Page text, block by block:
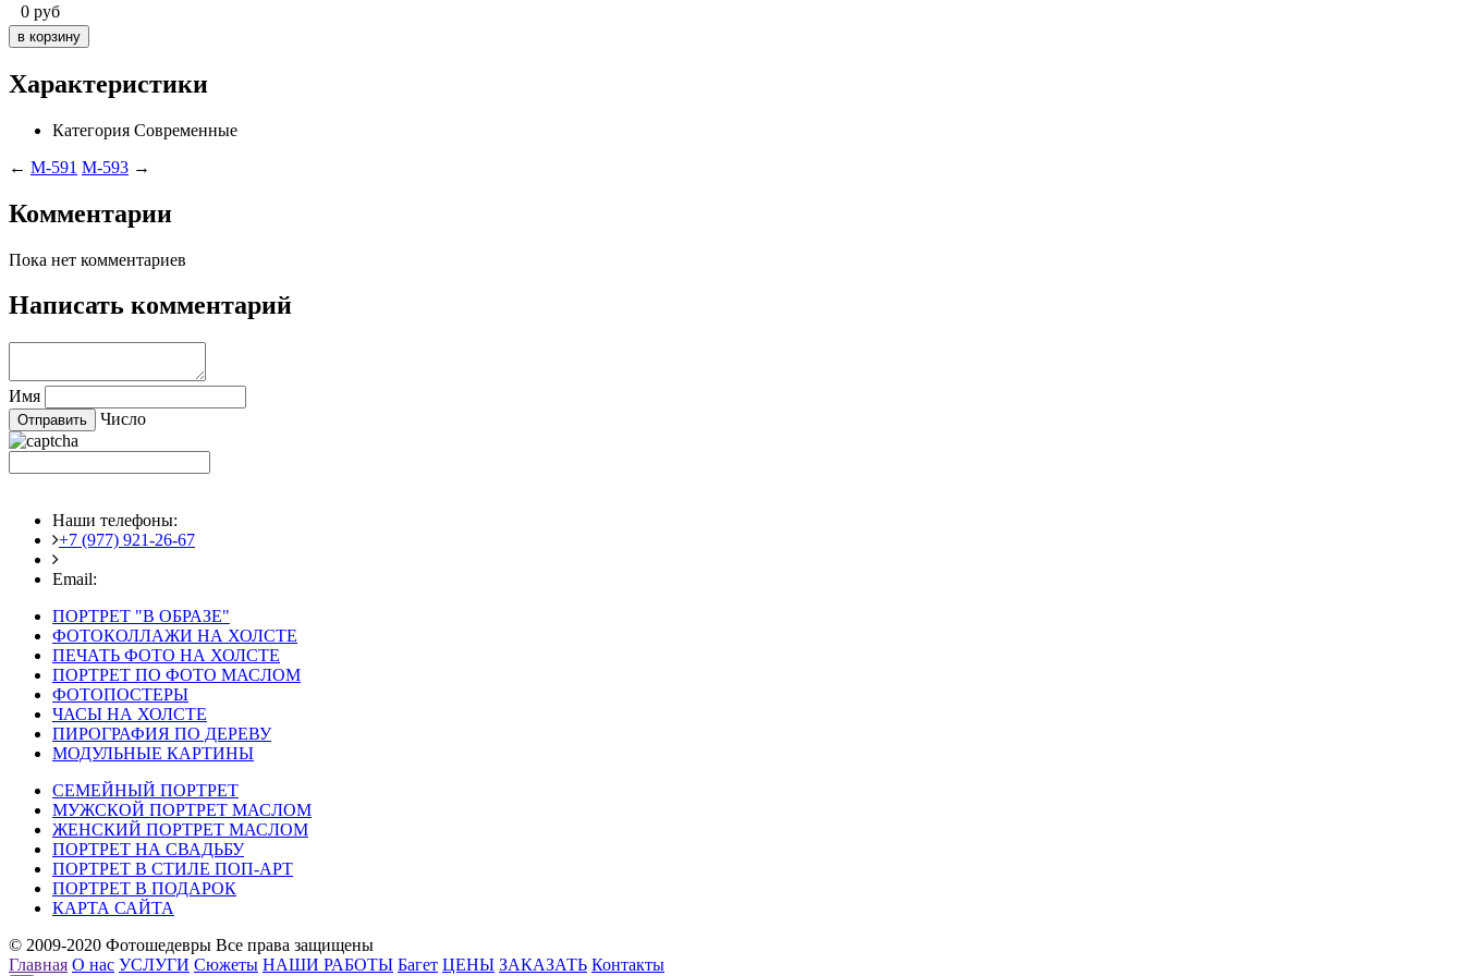
0 руб
Характеристики
Категория Современные
← M-591 M-593 →
Комментарии
Пока нет комментариев
Написать комментарий
Имя
Число
Наши телефоны:
+7 (977) 921-26-67
Email:
ПОРТРЕТ "В ОБРАЗЕ"
ФОТОКОЛЛАЖИ НА ХОЛСТЕ
ПЕЧАТЬ ФОТО НА ХОЛСТЕ
ПОРТРЕТ ПО ФОТО МАСЛОМ
ФОТОПОСТЕРЫ
ЧАСЫ НА ХОЛСТЕ
ПИРОГРАФИЯ ПО ДЕРЕВУ
МОДУЛЬНЫЕ КАРТИНЫ
СЕМЕЙНЫЙ ПОРТРЕТ
МУЖСКОЙ ПОРТРЕТ МАСЛОМ
ЖЕНСКИЙ ПОРТРЕТ МАСЛОМ
ПОРТРЕТ НА СВАДЬБУ
ПОРТРЕТ В СТИЛЕ ПОП-АРТ
ПОРТРЕТ В ПОДАРОК
КАРТА САЙТА
© 2009-2020 Фотошедевры Все права защищены
Главная О нас УСЛУГИ Сюжеты НАШИ РАБОТЫ Багет ЦЕНЫ ЗАКАЗАТЬ Контакты